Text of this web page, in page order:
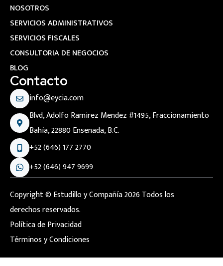
NOSOTROS
SERVICIOS ADMINISTRATIVOS
SERVICIOS FISCALES
CONSULTORIA DE NEGOCIOS
BLOG
Contacto
info@eycia.com
Blvd, Adolfo Ramirez Mendez #1495, Fraccionamiento
Bahía, 22880 Ensenada, B.C.
+52 (646) 177 2770
+52 (646) 947 9699
Copyright © Estudillo y Compañía 2026 Todos los
derechos reservados.
Política de Privacidad
Términos y Condiciones